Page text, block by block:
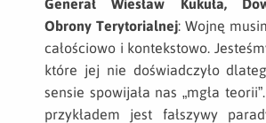
Obrony Terytorialnej: Wojnę
całościowo i kontekstowo.
które jej nie doświadczyło
sensie spowijała nas „mgła
przykładem jest fałszywy